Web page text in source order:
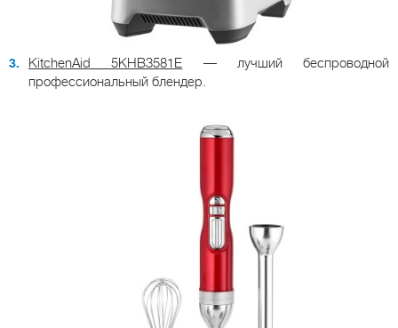
KitchenAid 5KHB3581E — лучший беспроводной
профессиональный блендер.